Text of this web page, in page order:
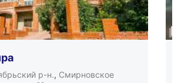
р-н., Смирновское